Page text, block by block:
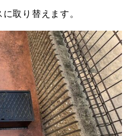
取り替えます。